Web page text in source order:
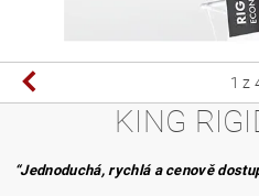
1 z
KING
“Jednoduchá, rychlá a cenově